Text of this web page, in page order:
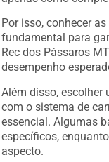
Por isso, conhecer
fundamental para
Rec dos Pássaros
desempenho
Além disso, escolher
com o sistema de
essencial. Algumas
específicos,
aspecto.